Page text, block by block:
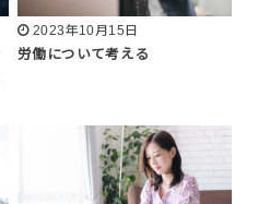
2023年10月15日
労働について考える